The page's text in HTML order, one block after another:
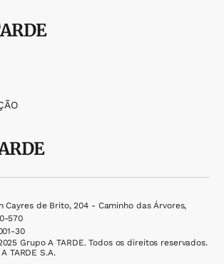
Cayres de Brito, 204 - Caminho das Árvores,
570
30
Grupo A TARDE. Todos os direitos reservados.
TARDE S.A.